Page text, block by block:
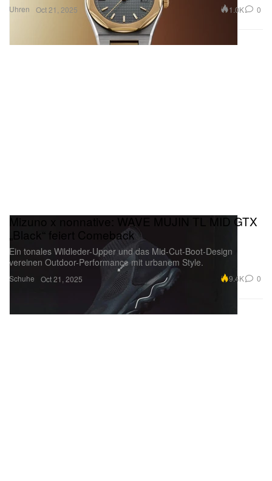
Uhren Oct 21, 2025 1.0K 0
Schuhe
Mizuno x nonnative: WAVE MUJIN TL MID GTX
„Black“ feiert Comeback
Ein tonales Wildleder-Upper und das Mid-Cut-Boot-Design
vereinen Outdoor-Performance mit urbanem Style.
Oct 21, 2025 9.4K 0